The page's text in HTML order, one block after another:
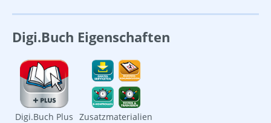
Digi.Buch Eigenschaften
Digi.Buch Plus Zusatzmaterialien